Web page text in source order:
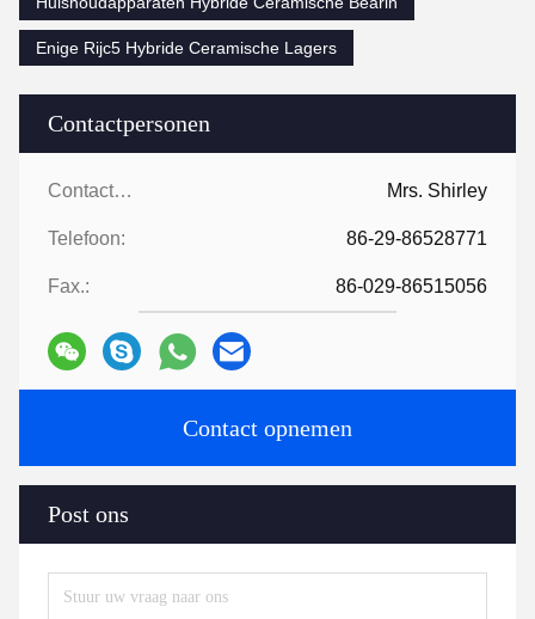
Contactpersonen
Contactpersonen: Mrs. Shirley
Telefoon: 86-29-86528771
Fax.: 86-029-86515056
Contact opnemen
Post ons
Enige Rijc5 Hybride Ceramische Lagers